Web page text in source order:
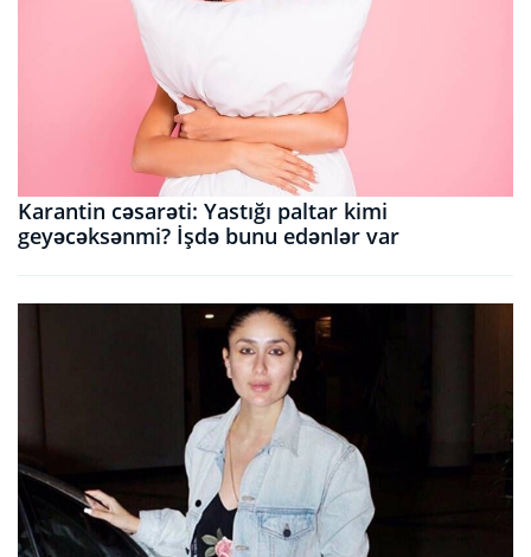
Karantin cəsarəti: Yastığı paltar kimi
geyəcəksənmi? İşdə bunu edənlər var